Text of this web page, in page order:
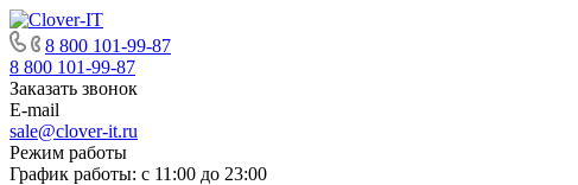
8 800 101-99-87
8 800 101-99-87
Заказать звонок
E-mail
sale@clover-it.ru
Режим работы
График работы: с 11:00 до 23:00